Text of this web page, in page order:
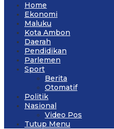
Home
Ekonomi
Maluku
Kota Ambon
Daerah
Pendidikan
Parlemen
Sport
Berita
Otomatif
Politik
Nasional
Video Pos
Tutup Menu